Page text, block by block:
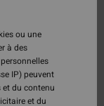
ou une
à des
IP) peuvent
du contenu
et du